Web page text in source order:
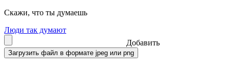
Скажи, что ты думаешь
Люди так думают
Добавить